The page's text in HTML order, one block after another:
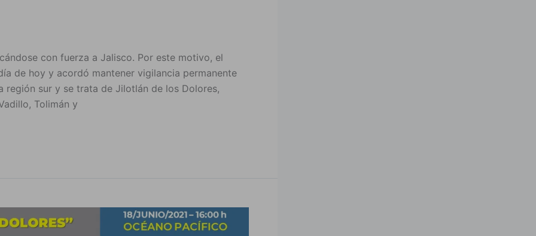
con fuerza a Jalisco. Por este motivo, el
de hoy y acordó mantener vigilancia permanente
región sur y se trata de Jilotlán de los Dolores,
Tolimán y